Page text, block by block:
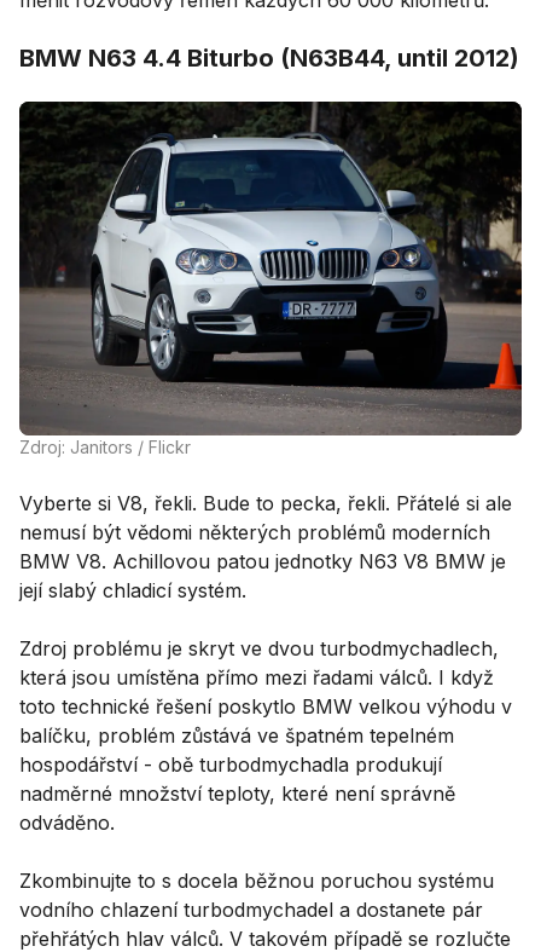
BMW N63 4.4 Biturbo (N63B44, until 2012)
Zdroj: Janitors / Flickr
Vyberte si V8, řekli. Bude to pecka, řekli. Přátelé si ale
nemusí být vědomi některých problémů moderních
BMW V8. Achillovou patou jednotky N63 V8 BMW je
její slabý chladicí systém.
Zdroj problému je skryt ve dvou turbodmychadlech,
která jsou umístěna přímo mezi řadami válců. I když
toto technické řešení poskytlo BMW velkou výhodu v
balíčku, problém zůstává ve špatném tepelném
hospodářství - obě turbodmychadla produkují
nadměrné množství teploty, které není správně
odváděno.
Zkombinujte to s docela běžnou poruchou systému
vodního chlazení turbodmychadel a dostanete pár
přehřátých hlav válců. V takovém případě se rozlučte